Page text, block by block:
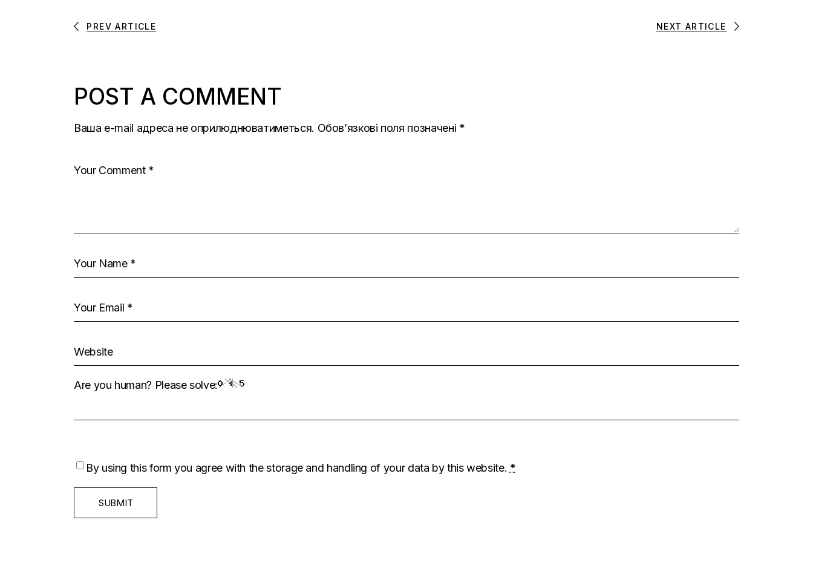
PREV ARTICLE NEXT ARTICLE
POST A COMMENT
Ваша e-mail адреса не оприлюднюватиметься. Обов’язкові поля позначені *
Are you human? Please solve:
By using this form you agree with the storage and handling of your data by this website. *
SUBMIT